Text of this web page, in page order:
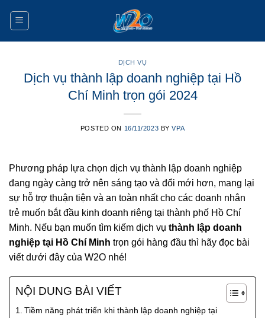
DỊCH VỤ
Dịch vụ thành lập doanh nghiệp tại Hồ
Chí Minh trọn gói 2024
POSTED ON 16/11/2023 BYVPA
Phương pháp lựa chọn dịch vụ thành lập doanh nghiệp
đang ngày càng trở nên sáng tạo và đổi mới hơn, mang lại
sự hỗ trợ thuận tiện và an toàn nhất cho các doanh nhân
trẻ muốn bắt đầu kinh doanh riêng tại thành phố Hồ Chí
Minh. Nếu bạn muốn tìm kiếm dịch vụ thành lập doanh
nghiệp tại Hồ Chí Minh trọn gói hàng đầu thì hãy đọc bài
viết dưới đây của W2O nhé!
NỘI DUNG BÀI VIẾT
Tiềm năng phát triển khi thành lập doanh nghiệp tại